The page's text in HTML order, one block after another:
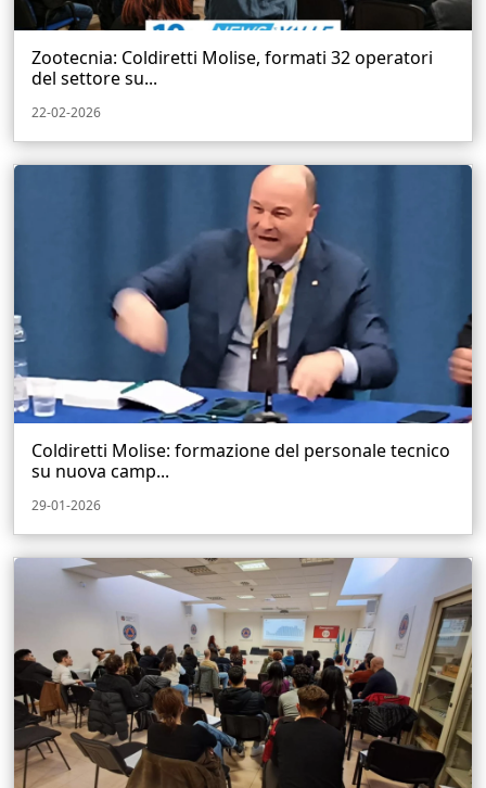
Zootecnia: Coldiretti Molise, formati 32 operatori
del settore su...
22-02-2026
Coldiretti Molise: formazione del personale tecnico
su nuova camp...
29-01-2026